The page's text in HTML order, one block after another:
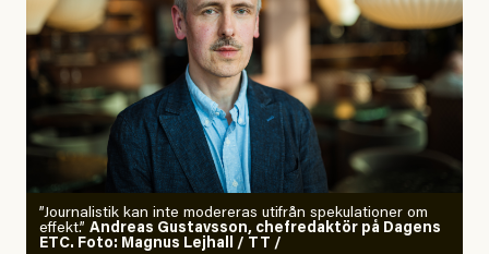
”Journalistik kan inte modereras utifrån spekulationer om
effekt.” Andreas Gustavsson, chefredaktör på Dagens
ETC. Foto: Magnus Lejhall / TT /